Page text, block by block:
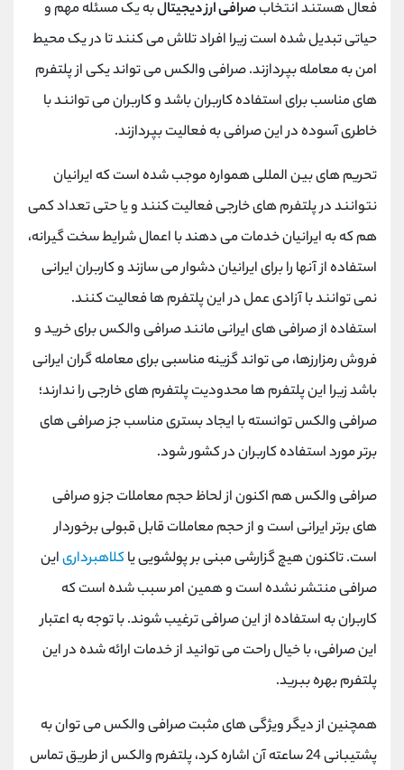
فعال هستند انتخابصرافی ارز دیجیتالبه یک مسئله مهم و
حیاتی تبدیل شده است زیرا افراد تلاش می کنند تا در یک محیط
امن به معامله بپردازند. صرافی والکس می ‌تواند یکی از پلتفرم
‌های مناسب برای استفاده کاربران باشد و کاربران می توانند با
خاطری آسوده در این صرافی به فعالیت بپردازند.
تحریم های بین المللی همواره موجب شده است که ایرانیان
نتوانند در پلتفرم های خارجی فعالیت کنند و یا حتی تعداد کمی
هم که به ایرانیان خدمات می ‌دهند با اعمال شرایط سخت گیرانه،
استفاده از آنها را برای ایرانیان دشوار می ‌سازند و کاربران ایرانی
نمی توانند با آزادی عمل در این پلتفرم ها فعالیت کنند.
استفاده از صرافی‌ های ایرانی مانند صرافی والکس برای خرید و
فروش رمزارزها، می ‌تواند گزینه مناسبی برای معامله‌ گران ایرانی
باشد زیرا این پلتفرم ها محدودیت پلتفرم های خارجی را ندارند؛
صرافی والکس توانسته با ایجاد بستری مناسب جز صرافی‌ های
برتر مورد استفاده کاربران در کشور شود.
صرافی والکس هم‌ اکنون از لحاظ حجم معاملات جزو صرافی
‌های برتر ایرانی است و از حجم معاملات قابل قبولی برخوردار
است. تاکنون هیچ گزارشی مبنی بر پولشویی یاکلاهبرداریاین
صرافی منتشر نشده است و همین امر سبب شده است که
کاربران به استفاده از این صرافی ترغیب شوند. با توجه به اعتبار
این صرافی، با خیال راحت می ‌توانید از خدمات ارائه شده در این
پلتفرم بهره ببرید.
همچنین از دیگر ویژگی های مثبت صرافی والکس می توان به
پشتیبانی 24 ساعته آن اشاره کرد، پلتفرم والکس از طریق تماس